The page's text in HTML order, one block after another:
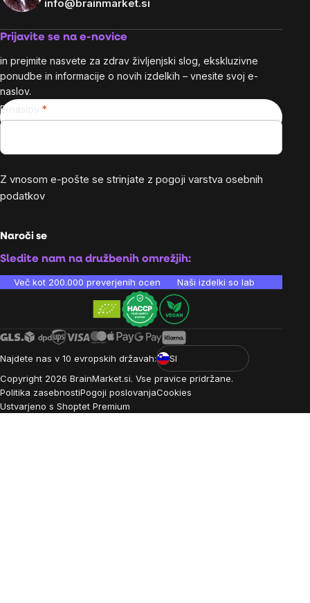
info@brainmarket.si
Prijavite se na e-novice
in prejmite nasvete za zdrav življenjski slog, ekskluzivne
ponudbe in informacije o novih izdelkih – vnesite svoj e-
naslov.
E-naslov
Z vnosom e-pošte se strinjate z pogoji varstva osebnih
podatkov
Naroči se
Sledite nam na družbenih omrežjih:
Več kot 200.000 preverjenih ocen Naši izdelki so laboratorijsko
Najdete nas v 10 evropskih državah:
SI
Copyright 2026 BrainMarket.si. Vse pravice pridržane.
Politika zasebnostiPogoji poslovanjaCookies
Ustvarjeno s Shoptet Premium